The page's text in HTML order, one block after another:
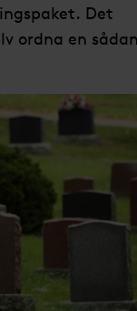
Det
ordna en